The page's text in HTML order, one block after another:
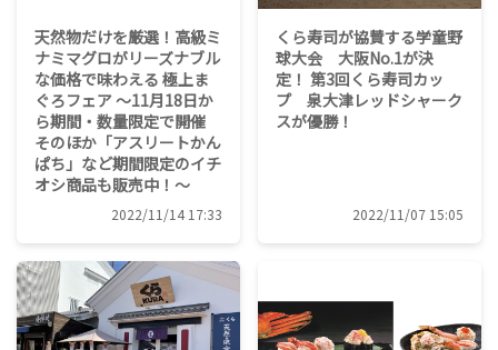
天然物だけを厳選！高級ミ
ナミマグロがリーズナブル
な価格で味わえる 極上ま
ぐろフェア ～11月18日か
ら期間・数量限定で開催
そのほか「アスリートかん
ぱち」など期間限定のイチ
オシ商品も販売中！～
2022/11/14 17:33
くら寿司が協賛する学童野
球大会 大阪No.1が決
定！ 第3回くら寿司カッ
プ 泉大津レッドシャーク
スが優勝！
2022/11/07 15:05